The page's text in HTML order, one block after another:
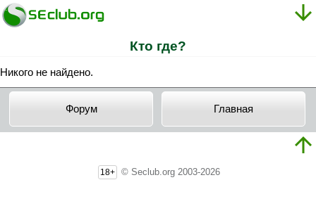
Кто где?
Никого не найдено.
Форум Главная
18+ © Seclub.org 2003-2026